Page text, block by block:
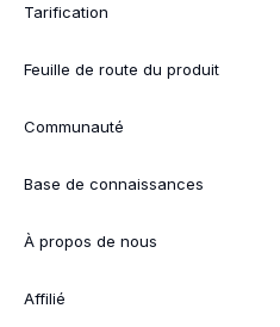
Tarification
Feuille de route du produit
Communauté
Base de connaissances
À propos de nous
Affilié